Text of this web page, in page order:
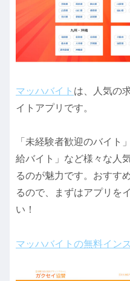
マッハバイト は、人気の
イトアプリです。
「未経験者歓迎のバイト
給バイト」など様々な人
るのが魅力です。おすす
るので、まずはアプリを
い！
マッハバイトの無料イン